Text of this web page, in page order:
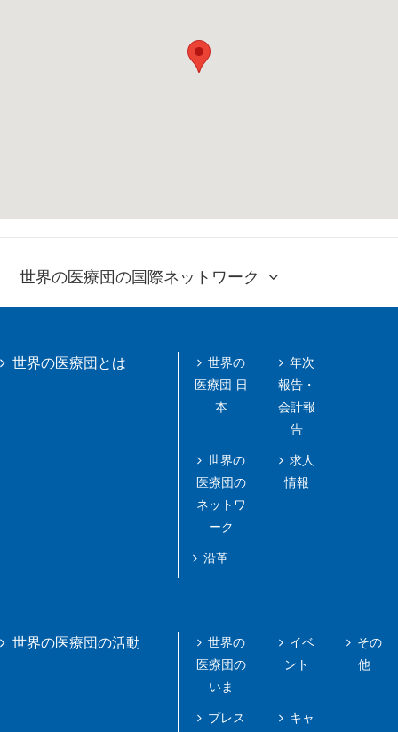
世界の医療団の国際ネットワーク
世界の医療団とは
世界の
医療団 日
本
世界の
医療団の
ネットワ
ーク
沿革
年次
報告・
会計報
告
求人
情報
世界の医療団の活動
世界の
医療団の
いま
プレス
イベ
ント
キャ
その
他